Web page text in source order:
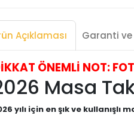
Açıklaması Garanti
ÖNEMLİ NOT:
Masa
yılı için en şık ve kullanışlı